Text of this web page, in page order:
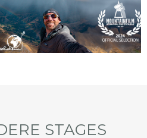
STAGES